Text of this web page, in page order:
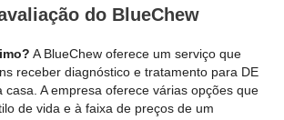
do BlueChew
A BlueChew oferece um serviço que
receber diagnóstico e tratamento para DE
casa. A empresa oferece várias opções que
de vida e à faixa de preços de um